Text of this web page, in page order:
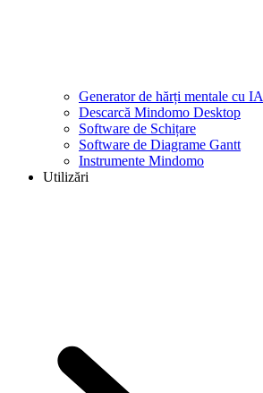
Generator de hărți mentale cu IA
Descarcă Mindomo Desktop
Software de Schițare
Software de Diagrame Gantt
Instrumente Mindomo
Utilizări